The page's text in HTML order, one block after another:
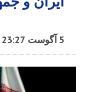
5 آگوست 23:27